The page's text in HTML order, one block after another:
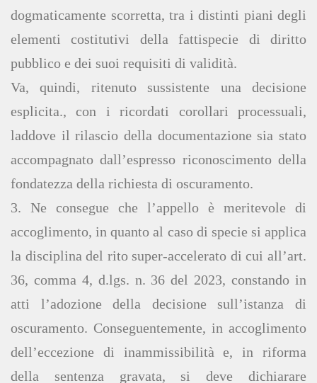
dogmaticamente scorretta, tra i distinti piani degli
elementi costitutivi della fattispecie di diritto
pubblico e dei suoi requisiti di validità.
Va, quindi, ritenuto sussistente una decisione
esplicita., con i ricordati corollari processuali,
laddove il rilascio della documentazione sia stato
accompagnato dall’espresso riconoscimento della
fondatezza della richiesta di oscuramento.
3. Ne consegue che l’appello è meritevole di
accoglimento, in quanto al caso di specie si applica
la disciplina del rito super-accelerato di cui all’art.
36, comma 4, d.lgs. n. 36 del 2023, constando in
atti l’adozione della decisione sull’istanza di
oscuramento. Conseguentemente, in accoglimento
dell’eccezione di inammissibilità e, in riforma
della sentenza gravata, si deve dichiarare